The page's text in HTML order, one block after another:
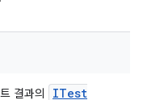
결과의
ITest